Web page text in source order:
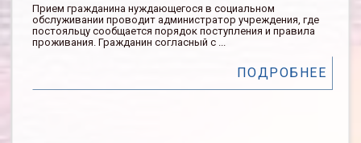
Прием гражданина нуждающегося в социальном
обслуживании проводит администратор учреждения, где
постояльцу сообщается порядок поступления и правила
проживания. Гражданин согласный с ...
ПОДРОБНЕЕ